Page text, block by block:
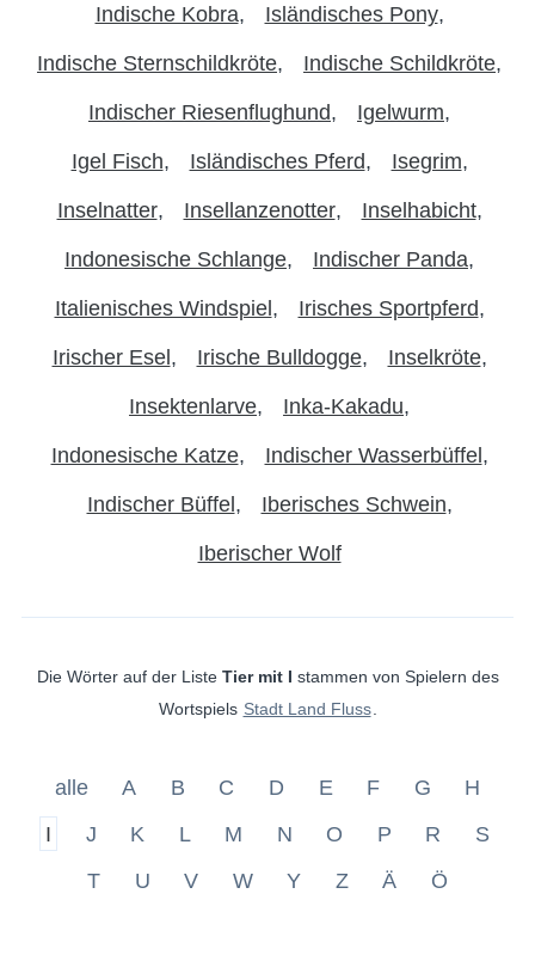
Indische Kobra Isländisches Pony
Indische Sternschildkröte Indische Schildkröte
Indischer Riesenflughund Igelwurm
Igel Fisch Isländisches Pferd Isegrim
Inselnatter Insellanzenotter Inselhabicht
Indonesische Schlange Indischer Panda
Italienisches Windspiel Irisches Sportpferd
Irischer Esel Irische Bulldogge Inselkröte
Insektenlarve Inka-Kakadu
Indonesische Katze Indischer Wasserbüffel
Indischer Büffel Iberisches Schwein
Iberischer Wolf
Die Wörter auf der Liste Tier mit I stammen von Spielern des
Wortspiels Stadt Land Fluss
alle A B C D E F G
H
I
J K L M N O P R
S
T
U V W Y Z Ä Ö